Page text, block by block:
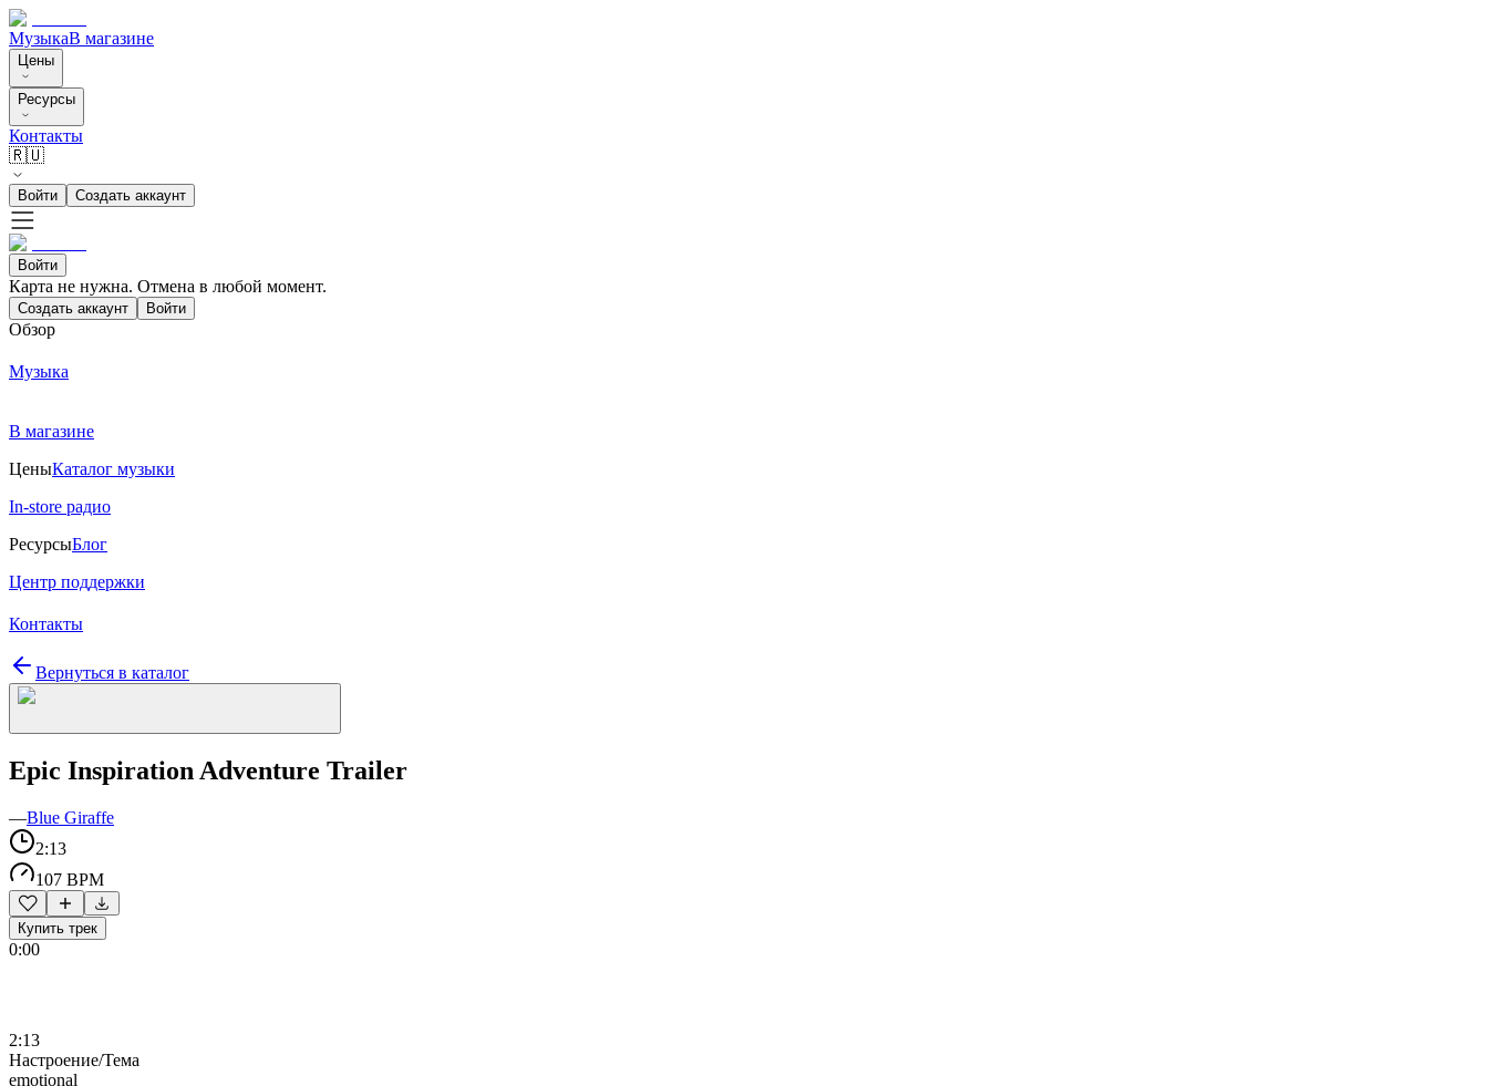
МузыкаВ магазине
Цены
Ресурсы
Контакты
🇷🇺
Войти Создать аккаунт
Войти
Карта не нужна. Отмена в любой момент.
Создать аккаунт Войти
Обзор
Музыка
В магазине
ЦеныКаталог музыки
In-store радио
РесурсыБлог
Центр поддержки
Контакты
Вернуться в каталог
Epic Inspiration Adventure Trailer
—Blue Giraffe
2:13
107 BPM
Купить трек
0:00
2:13
Настроение/Тема
emotional